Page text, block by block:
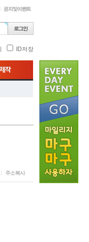
ID저장
주소복사